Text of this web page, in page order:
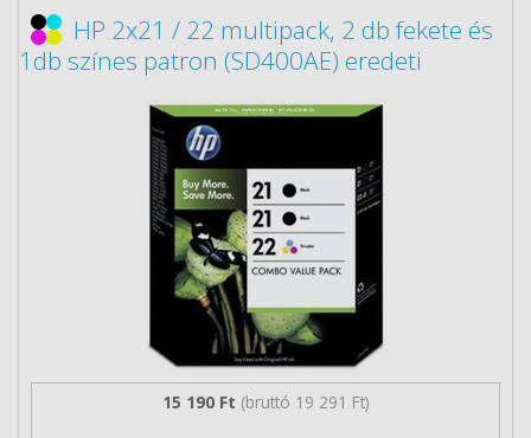
HP 2x21 / 22 multipack, 2 db fekete és
1db színes patron (SD400AE) eredeti
15 190 Ft (bruttó 19 291 Ft)